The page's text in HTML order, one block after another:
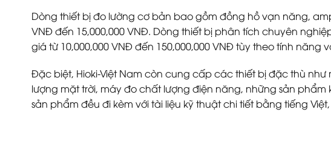
Dòng thiết bị đo lường cơ bản bao gồm đồng hồ vạn năng,
VNĐ đến 15,000,000 VNĐ. Dòng thiết bị phân tích chuyên
giá từ 10,000,000 VNĐ đến 150,000,000 VNĐ tùy theo tính năng
Đặc biệt, Hioki-Việt Nam còn cung cấp các thiết bị đặc thù
lượng mặt trời, máy đo chất lượng điện năng, những sản
sản phẩm đều đi kèm với tài liệu kỹ thuật chi tiết bằng tiếng